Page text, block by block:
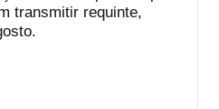
transmitir requinte,